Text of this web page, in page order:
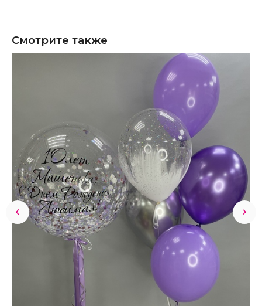
Смотрите также